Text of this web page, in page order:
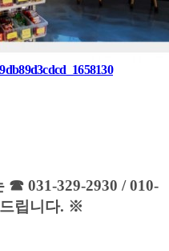
031-329-2930 / 010-
립니다. ※